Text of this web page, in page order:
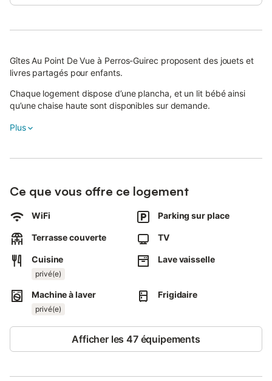
Gîtes Au Point De Vue à Perros-Guirec proposent des jouets et
livres partagés pour enfants.
Chaque logement dispose d’une plancha, et un lit bébé ainsi
qu’une chaise haute sont disponibles sur demande.
Situé près de la plage, l’établissement offre un accès facile aux
moyennant un supplément.
Une place de parking partagée est disponible sur place.
L’arrivée autonome facilite votre séjour.
Les événements ne sont pas autorisés sur la propriété.
Plus
Ce que vous offre ce logement
WiFi Parking sur place
Terrasse couverte TV
Cuisine
privé(e)
Lave vaisselle
Machine à laver
privé(e)
Frigidaire
Afficher les 47 équipements